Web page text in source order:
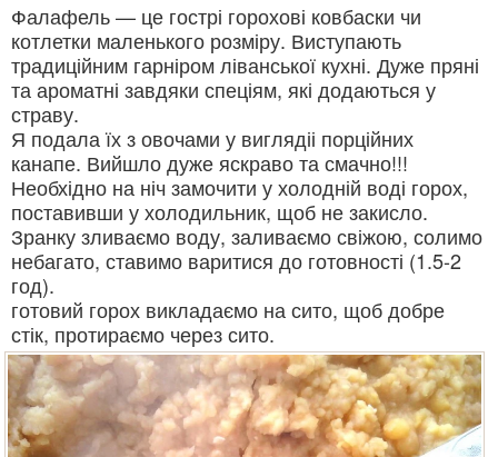
Фалафель — це гострі горохові ковбаски чи
котлетки маленького розміру. Виступають
традиційним гарніром ліванської кухні. Дуже пряні
та ароматні завдяки спеціям, які додаються у
страву.
Я подала їх з овочами у виглядіі порційних
канапе. Вийшло дуже яскраво та смачно!!!
Необхідно на ніч замочити у холодній воді горох,
поставивши у холодильник, щоб не закисло.
Зранку зливаємо воду, заливаємо свіжою, солимо
небагато, ставимо варитися до готовності (1.5-2
год).
готовий горох викладаємо на сито, щоб добре
стік, протираємо через сито.